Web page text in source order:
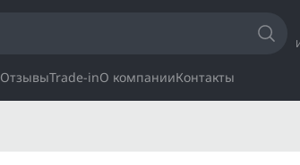
ОтзывыTrade-inО компанииКонтакты